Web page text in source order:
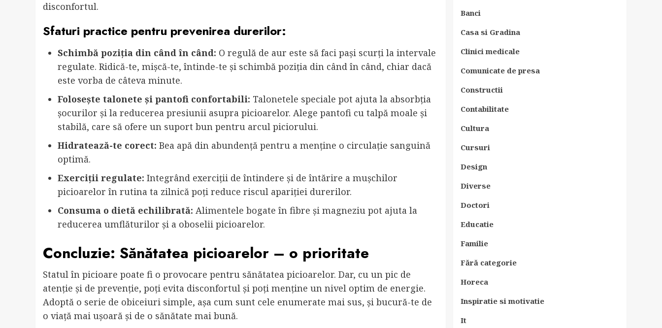
disconfortul.
Sfaturi practice pentru prevenirea durerilor:
Schimbă poziția din când în când: O regulă de aur este să faci pași scurți la intervale
regulate. Ridică-te, mișcă-te, întinde-te și schimbă poziția din când în când, chiar dacă
este vorba de câteva minute.
Folosește talonete și pantofi confortabili: Talonetele speciale pot ajuta la absorbția
șocurilor și la reducerea presiunii asupra picioarelor. Alege pantofi cu talpă moale și
stabilă, care să ofere un suport bun pentru arcul piciorului.
Hidratează-te corect: Bea apă din abundență pentru a menține o circulație sanguină
optimă.
Exerciții regulate: Integrând exerciții de întindere și de întărire a mușchilor
picioarelor în rutina ta zilnică poți reduce riscul apariției durerilor.
Consuma o dietă echilibrată: Alimentele bogate în fibre și magneziu pot ajuta la
reducerea umflăturilor și a oboselii picioarelor.
Concluzie: Sănătatea picioarelor – o prioritate
Statul în picioare poate fi o provocare pentru sănătatea picioarelor. Dar, cu un pic de
atenție și de prevenție, poți evita disconfortul și poți menține un nivel optim de energie.
Adoptă o serie de obiceiuri simple, așa cum sunt cele enumerate mai sus, și bucură-te de
o viață mai ușoară și de o sănătate mai bună.
Banci
Casa si Gradina
Clinici medicale
Comunicate de presa
Constructii
Contabilitate
Cultura
Cursuri
Design
Diverse
Doctori
Educatie
Familie
Fără categorie
Horeca
Inspiratie si motivatie
It